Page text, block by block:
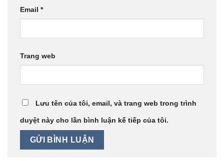
Email *
Trang web
Lưu tên của tôi, email, và trang web trong trình
duyệt này cho lần bình luận kế tiếp của tôi.